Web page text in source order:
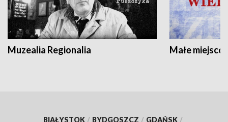
Muzealia Regionalia Małe
BIAŁYSTOK / BYDGOSZCZ / GDAŃSK /